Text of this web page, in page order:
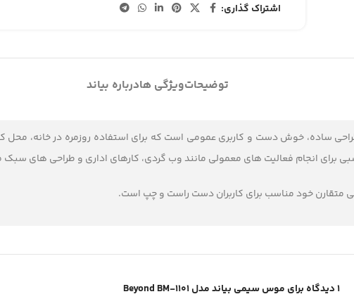
اشتراک گذاری:
توضیحاتویژگی هادرباره بیاند
ساده، خوش دست و کاربری عمومی است که برای استفاده روزمره در خانه،
متقارن خود مناسب برای کاربران دست راست و چپ است.
1 دیدگاه برای موس سیمی بیاند مدل Beyond BM-1101